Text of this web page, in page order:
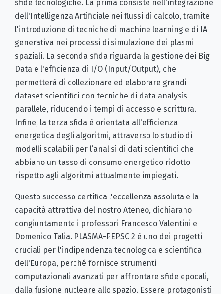
sfide tecnologiche. La prima consiste nell'integrazione
dell'Intelligenza Artificiale nei flussi di calcolo, tramite
l'introduzione di tecniche di machine learning e di IA
generativa nei processi di simulazione dei plasmi
spaziali. La seconda sfida riguarda la gestione dei Big
Data e l'efficienza di I/O (Input/Output), che
permetterà di collezionare ed elaborare grandi
dataset scientifici con tecniche di data analysis
parallele, riducendo i tempi di accesso e scrittura.
Infine, la terza sfida è orientata all'efficienza
energetica degli algoritmi, attraverso lo studio di
modelli scalabili per l’analisi di dati scientifici che
abbiano un tasso di consumo energetico ridotto
rispetto agli algoritmi attualmente impiegati.
Questo successo certifica l'eccellenza assoluta e la
capacità attrattiva del nostro Ateneo, dichiarano
congiuntamente i professori Francesco Valentini e
Domenico Talia. PLASMA-PEPSC 2 è uno dei progetti
cruciali per l'indipendenza tecnologica e scientifica
dell'Europa, perché fornisce strumenti
computazionali avanzati per affrontare sfide epocali,
dalla fusione nucleare allo spazio. Essere protagonisti